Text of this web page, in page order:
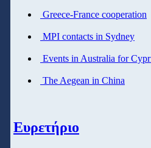
Greece-France cooperation
MPI contacts in Sydney
Events in Australia for
The Aegean in China
Ευρετήριο